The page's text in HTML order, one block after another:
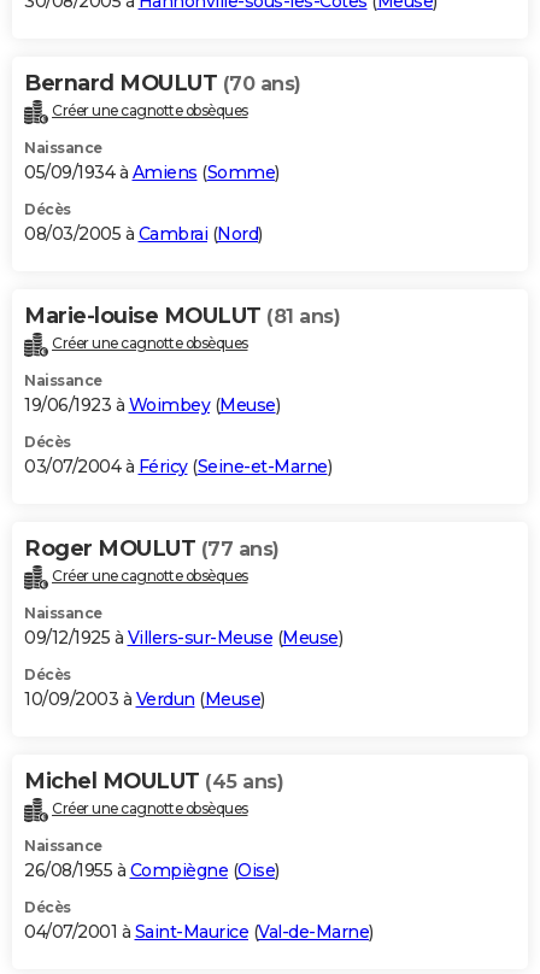
Bernard MOULUT (70 ans)
Créer une cagnotte obsèques
Naissance
05/09/1934 à Amiens (Somme)
Décès
08/03/2005 à Cambrai (Nord)
Marie-louise MOULUT (81 ans)
Créer une cagnotte obsèques
Naissance
19/06/1923 à Woimbey(Meuse)
Décès
03/07/2004 à Féricy(Seine-et-Marne)
Roger MOULUT (77 ans)
Créer une cagnotte obsèques
Naissance
09/12/1925 à Villers-sur-Meuse (Meuse)
Décès
10/09/2003 à Verdun (Meuse)
Michel MOULUT (45 ans)
Créer une cagnotte obsèques
Naissance
26/08/1955 à Compiègne (Oise)
Décès
04/07/2001 à Saint-Maurice (Val-de-Marne)